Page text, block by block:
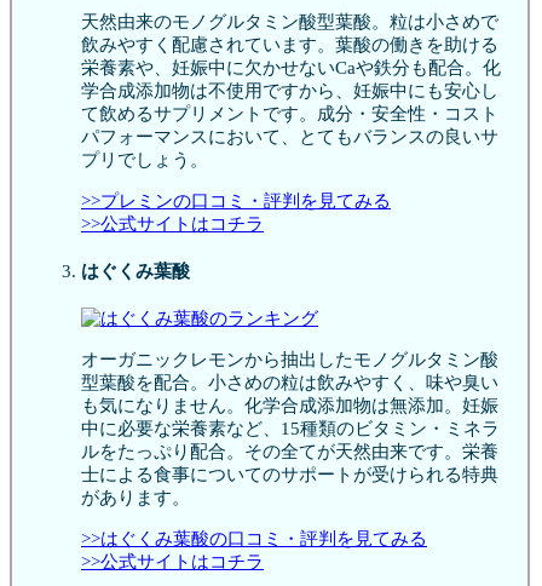
天然由来のモノグルタミン酸型葉酸。粒は小さめで
飲みやすく配慮されています。葉酸の働きを助ける
栄養素や、妊娠中に欠かせないCaや鉄分も配合。化
学合成添加物は不使用ですから、妊娠中にも安心し
て飲めるサプリメントです。成分・安全性・コスト
パフォーマンスにおいて、とてもバランスの良いサ
プリでしょう。
>>プレミンの口コミ・評判を見てみる
>>公式サイトはコチラ
はぐくみ葉酸
オーガニックレモンから抽出したモノグルタミン酸
型葉酸を配合。小さめの粒は飲みやすく、味や臭い
も気になりません。化学合成添加物は無添加。妊娠
中に必要な栄養素など、15種類のビタミン・ミネラ
ルをたっぷり配合。その全てが天然由来です。栄養
士による食事についてのサポートが受けられる特典
があります。
>>はぐくみ葉酸の口コミ・評判を見てみる
>>公式サイトはコチラ